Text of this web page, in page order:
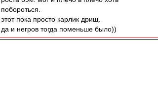
побороться.
этот пока просто карлик дрищ.
да и негров тогда поменьше было))